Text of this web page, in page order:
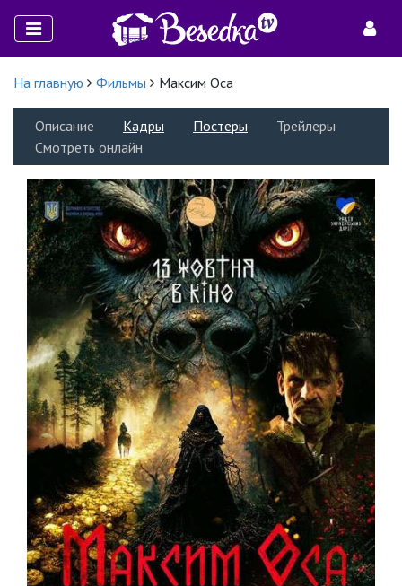
На главную Фильмы Максим Оса
Описание Кадры Постеры
Трейлеры
Смотреть онлайн